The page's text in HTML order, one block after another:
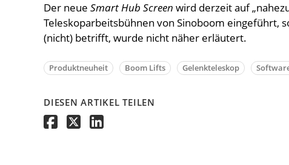
Der neue Smart Hub Screen wird derzeit auf
Teleskoparbeitsbühnen von Sinoboom eingeführt,
(nicht) betrifft, wurde nicht näher erläutert.
Produktneuheit Boom Lifts Gelenkteleskop
DIESEN ARTIKEL TEILEN